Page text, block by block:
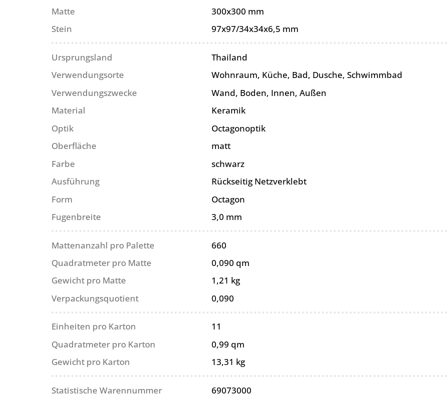
Matte
300x300 mm
Stein
97x97/34x34x6,5 mm
Ursprungsland
Thailand
Verwendungsorte
Wohnraum, Küche, Bad, Dusche, Schwimmbad
Verwendungszwecke
Wand, Boden, Innen, Außen
Material
Keramik
Optik
Octagonoptik
Oberfläche
matt
Farbe
schwarz
Ausführung
Rückseitig Netzverklebt
Form
Octagon
Fugenbreite
3,0 mm
Mattenanzahl pro Palette
660
Quadratmeter pro Matte
0,090 qm
Gewicht pro Matte
1,21 kg
Verpackungsquotient
0,090
Einheiten pro Karton
11
Quadratmeter pro Karton
0,99 qm
Gewicht pro Karton
13,31 kg
Statistische Warennummer
69073000